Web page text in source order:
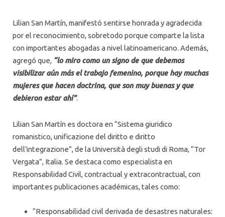
Lilian San Martín, manifestó sentirse honrada y agradecida
por el reconocimiento, sobretodo porque comparte la lista
con importantes abogadas a nivel latinoamericano. Además,
agregó que, “lo miro como un signo de que debemos
visibilizar aún más el trabajo femenino, porque hay muchas
mujeres que hacen doctrina, que son muy buenas y que
debieron estar ahí”.
Lilian San Martín es doctora en “Sistema giuridico
romanistico, unificazione del diritto e diritto
dell’integrazione”, de la Università degli studi di Roma, “Tor
Vergata”, Italia. Se destaca como especialista en
Responsabilidad Civil, contractual y extracontractual, con
importantes publicaciones académicas, tales como:
“Responsabilidad civil derivada de desastres naturales: